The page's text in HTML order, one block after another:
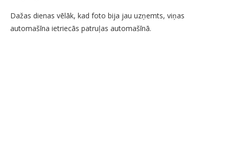
Dažas dienas vēlāk, kad foto bija jau uzņemts, viņas
automašīna ietriecās patruļas automašīnā.